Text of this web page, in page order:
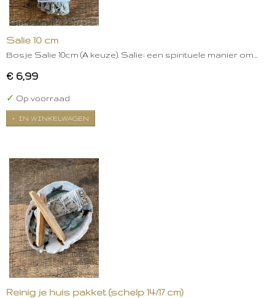
Salie 10 cm
Bosje Salie 10cm (A keuze). Salie: een spirituele manier om…
€ 6,99
✓ Op voorraad
IN WINKELWAGEN
Reinig je huis pakket (schelp 14/17 cm)